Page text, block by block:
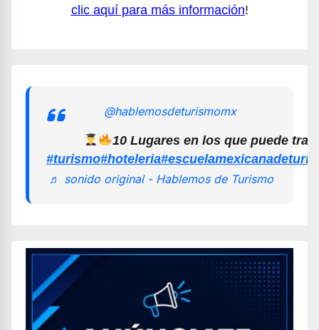
clic aquí para más información!
@hablemosdeturismomx
10 Lugares en los que puede
#turismo#hoteleria
♬ sonido original - Hablemos de Turismo